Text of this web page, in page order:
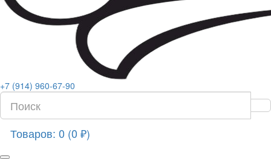
+7 (914) 960-67-90
Товаров: 0 (0 ₽)